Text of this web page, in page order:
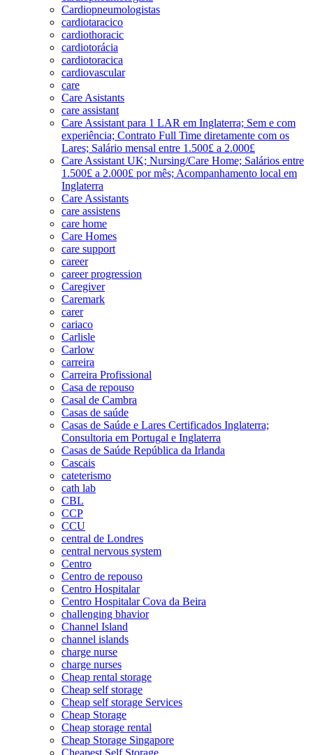
Cardiopneumologistas
cardiotaracico
cardiothoracic
cardiotorácia
cardiotoracica
cardiovascular
care
Care Asistants
care assistant
Care Assistant para 1 LAR em Inglaterra; Sem e com
experiência; Contrato Full Time diretamente com os
Lares; Salário mensal entre 1.500£ a 2.000£
Care Assistant UK; Nursing/Care Home; Salários entre
1.500£ a 2.000£ por mês; Acompanhamento local em
Inglaterra
Care Assistants
care assistens
care home
Care Homes
care support
career
career progression
Caregiver
Caremark
carer
cariaco
Carlisle
Carlow
carreira
Carreira Profissional
Casa de repouso
Casal de Cambra
Casas de saúde
Casas de Saúde e Lares Certificados Inglaterra;
Consultoria em Portugal e Inglaterra
Casas de Saúde República da Irlanda
Cascais
cateterismo
cath lab
CBL
CCP
CCU
central de Londres
central nervous system
Centro
Centro de repouso
Centro Hospitalar
Centro Hospitalar Cova da Beira
challenging bhavior
Channel Island
channel islands
charge nurse
charge nurses
Cheap rental storage
Cheap self storage
Cheap self storage Services
Cheap Storage
Cheap storage rental
Cheap Storage Singapore
Cheapest Self Storage